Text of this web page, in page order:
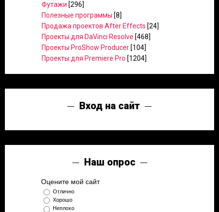
Футажи [296]
Полезные программы [8]
Продажа проектов After Effects [24]
Проекты для DaVinci Resolve [468]
Проекты ProShow Producer [104]
Проекты для Premiere Pro [1204]
Вход на сайт
Наш опрос
Оцените мой сайт
Отлично
Хорошо
Неплохо